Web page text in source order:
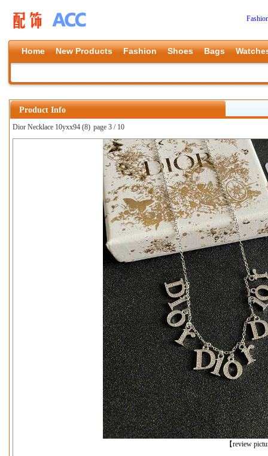
Home New Products Fashion Shoes Bags
Product Info
Dior Necklace 10yxx94 (8) page 3 / 10
【review
上一张
下一张